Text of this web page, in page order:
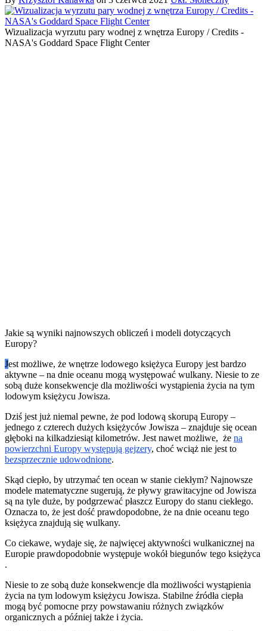
Wizualizacja wyrzutu pary wodnej z wnętrza Europy / Credits -
NASA's Goddard Space Flight Center
Jakie są wyniki najnowszych obliczeń i modeli dotyczących
Europy?
Jest możliwe, że wnętrze lodowego księżyca Europy jest bardzo
aktywne – na dnie oceanu mogą występować wulkany. Niesie to ze
sobą duże konsekwencje dla możliwości wystąpienia życia na tym
lodowym księżycu Jowisza.
Dziś jest już niemal pewne, że pod lodową skorupą Europy –
jednego z czterech dużych księżyców Jowisza – znajduje się ocean
głęboki na kilkadziesiąt kilometrów. Jest nawet możliwe, że na
powierzchni Europy występują gejzery, choć wciąż nie jest to
bezsprzecznie udowodnione.
Skąd ciepło, by utrzymać ten ocean w stanie ciekłym? Najnowsze
modele matematyczne sugerują, że pływy grawitacyjne od Jowisza
są na tyle duże, by podgrzewać płaszcz Europy do stanu ciekłego.
Oznacza to, że jest dość prawdopodobne, że na dnie oceanu tego
księżyca znajdują się wulkany.
Co ciekawe, wydaje się, że najwięcej aktywności wulkanicznej na
Europie prawdopodobnie występuje wokół biegunów tego księżyca
.
Niesie to ze sobą duże konsekwencje dla możliwości wystąpienia
życia na tym lodowym księżycu Jowisza. Stabilne źródła ciepła
mogą być pomocne przy powstawaniu różnych związków
organicznych a później także i życia.